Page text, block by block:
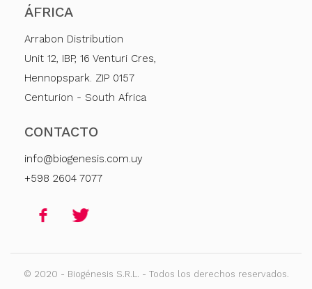
ÁFRICA
Arrabon Distribution
Unit 12, IBP, 16 Venturi Cres,
Hennopspark. ZIP 0157
Centurion - South Africa
CONTACTO
info@biogenesis.com.uy
+598 2604 7077
© 2020 - Biogénesis S.R.L. - Todos los derechos reservados.